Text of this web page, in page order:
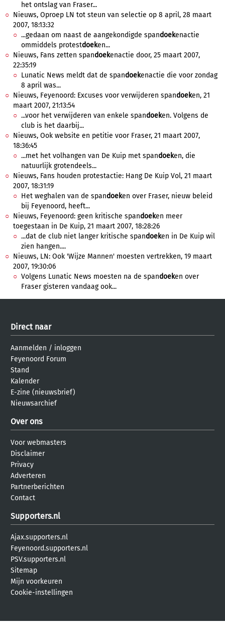
het ontslag van Fraser...
Nieuws, Oproep LN tot steun van selectie op 8 april, 28 maart
2007, 18:13:32
...gedaan om naast de aangekondigde spandoekenactie
ommiddels protestdoeken...
Nieuws, Fans zetten spandoekenactie door, 25 maart 2007,
22:35:19
Lunatic News meldt dat de spandoekenactie die voor zondag
8 april was...
Nieuws, Feyenoord: Excuses voor verwijderen spandoeken, 21
maart 2007, 21:13:54
...voor het verwijderen van enkele spandoeken. Volgens de
club is het daarbij...
Nieuws, Ook website en petitie voor Fraser, 21 maart 2007,
18:36:45
...met het volhangen van De Kuip met spandoeken, die
natuurlijk grotendeels...
Nieuws, Fans houden protestactie: Hang De Kuip Vol, 21 maart
2007, 18:31:19
Het weghalen van de spandoeken over Fraser, nieuw beleid
bij Feyenoord, heeft...
Nieuws, Feyenoord: geen kritische spandoeken meer
toegestaan in De Kuip, 21 maart 2007, 18:28:26
...dat de club niet langer kritische spandoeken in De Kuip wil
zien hangen....
Nieuws, LN: Ook 'Wijze Mannen' moesten vertrekken, 19 maart
2007, 19:30:06
Volgens Lunatic News moesten na de spandoeken over
Fraser gisteren vandaag ook...
Direct naar
Aanmelden / inloggen
Feyenoord Forum
Stand
Kalender
E-zine (nieuwsbrief)
Nieuwsarchief
Over ons
Voor webmasters
Disclaimer
Privacy
Adverteren
Partnerberichten
Contact
Supporters.nl
Ajax.supporters.nl
Feyenoord.supporters.nl
PSV.supporters.nl
Sitemap
Mijn voorkeuren
Cookie-instellingen